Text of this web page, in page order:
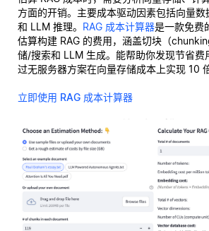
方面的开销。主要成本驱动因素包括向量
和 LLM 推理。 RAG 成本计算器是一款免费
估算构建 RAG 的费用，涵盖切块（
储/搜索和 LLM 生成。能帮助你发现节省费
过无服务器方案在向量存储成本上实现 10
立即使用 RAG 成本计算器